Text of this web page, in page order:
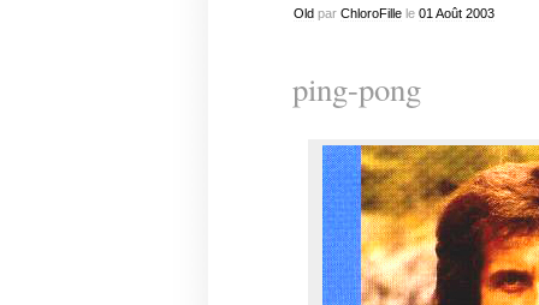
Oldpar ChloroFillele 01 Août 2003
ping-pong